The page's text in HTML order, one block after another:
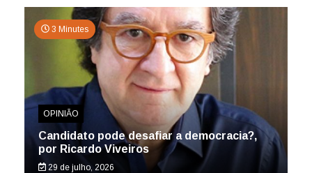
3 Minutes
OPINIÃO
Candidato pode desafiar a democracia?,
por Ricardo Viveiros
29 de julho, 2026